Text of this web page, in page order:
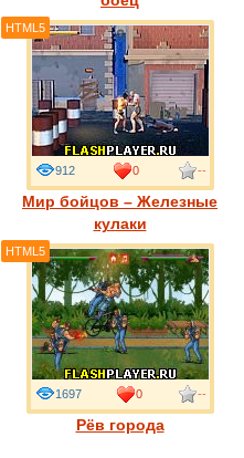
Мир бойцов – Железные
кулаки
912 0 --
HTML5
Рёв города
1697 0 --
HTML5